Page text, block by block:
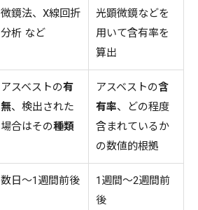
微鏡法、X線回折
分析 など
光顕微鏡などを
用いて含有率を
算出
アスベストの有
無、検出された
場合はその種類
アスベストの含
有率、どの程度
含まれているか
の数値的根拠
数日～1週間前後
1週間～2週間前
後